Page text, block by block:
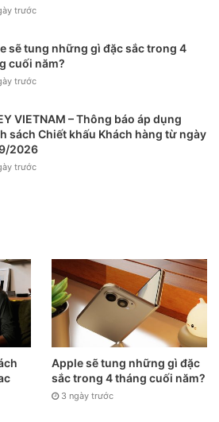
trước
sẽ tung những gì đặc sắc trong 4
cuối năm?
trước
VIETNAM – Thông báo áp dụng
sách Chiết khấu Khách hàng từ ngày
2026
trước
Apple sẽ tung những gì đặc
sắc trong 4 tháng cuối năm?
3 ngày trước